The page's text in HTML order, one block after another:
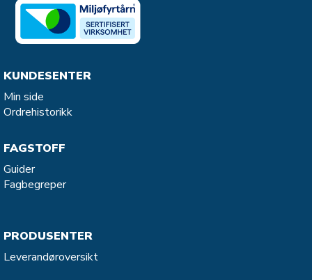
KUNDESENTER
Min side
Ordrehistorikk
FAGSTOFF
Guider
Fagbegreper
PRODUSENTER
Leverandøroversikt